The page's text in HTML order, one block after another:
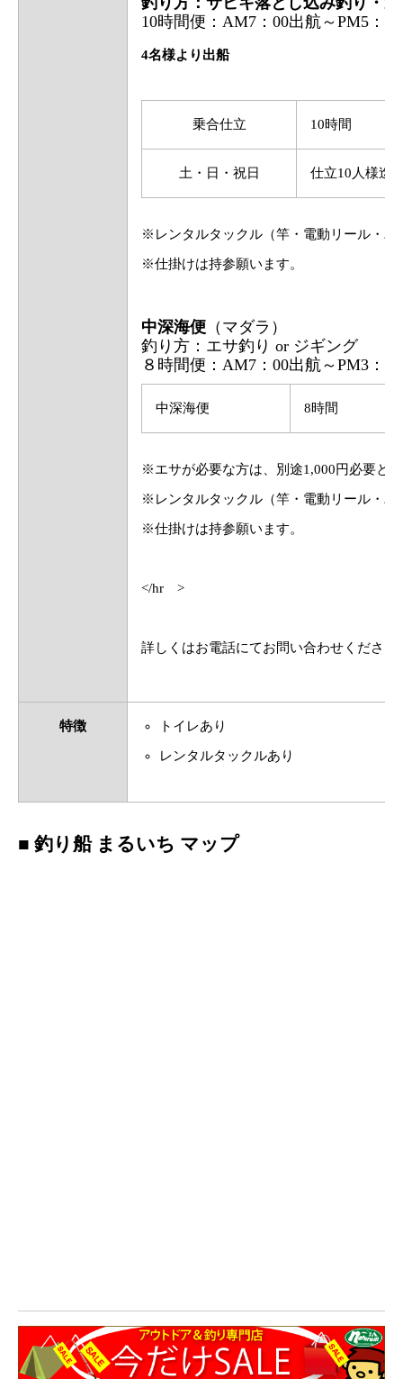
10時間便：AM7：00出航～PM5：00
4名様より出船
乗合仕立 10時間
土・日・祝日 仕立10人様迄
※レンタルタックル（竿・電動リール・バ
※仕掛けは持参願います。
中深海便 （マダラ）
釣り方：エサ釣り or ジギング
８時間便：AM7：00出航～PM3：00
中深海便 8時間
※エサが必要な方は、別途1,000円必要と
※レンタルタックル（竿・電動リール・バ
※仕掛けは持参願います。
</hr >
詳しくはお電話にてお問い合わせください
特徴 トイレあり
レンタルタックルあり
■ 釣り船 まるいち マップ